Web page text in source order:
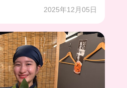
2025年12月05日